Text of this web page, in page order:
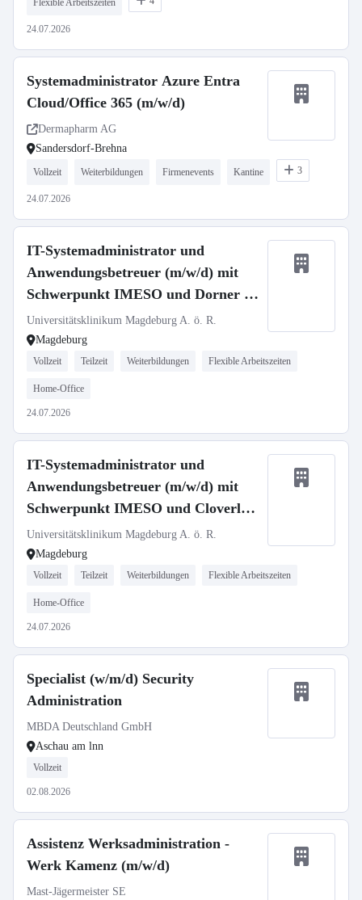
Flexible Arbeitszeiten
24.07.2026
Systemadministrator Azure Entra
Cloud/Office 365 (m/w/d)
Dermapharm AG
Sandersdorf-Brehna
Vollzeit Weiterbildungen Firmenevents Kantine 3
24.07.2026
IT-Systemadministrator und
Anwendungsbetreuer (m/w/d) mit
Schwerpunkt IMESO und Dorner –
Abteilung Klinische Applikationen –
UMMD changeMITdigital GmbH
Universitätsklinikum Magdeburg A. ö. R.
Magdeburg
Vollzeit Teilzeit Weiterbildungen Flexible Arbeitszeiten
Home-Office
24.07.2026
IT-Systemadministrator und
Anwendungsbetreuer (m/w/d) mit
Schwerpunkt IMESO und Cloverleaf
– Abteilung Klinische Applikationen
– UMMD changeMITdigital GmbH
Universitätsklinikum Magdeburg A. ö. R.
Magdeburg
Vollzeit Teilzeit Weiterbildungen Flexible Arbeitszeiten
Home-Office
24.07.2026
Specialist (w/m/d) Security
Administration
MBDA Deutschland GmbH
Aschau am lnn
Vollzeit
02.08.2026
Assistenz Werksadministration -
Werk Kamenz (m/w/d)
Mast-Jägermeister SE